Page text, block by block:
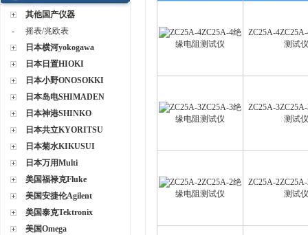
其他国产仪器
-
摇表/兆欧表
日本横河yokogawa
日本日置HIOKI
日本小野ONOSOKKI
日本岛电SHIMADEN
日本神港SHINKO
日本共立KYORITSU
日本菊水KIKUSUI
日本万用Multi
美国福禄克Fluke
美国安捷伦Agilent
美国泰克Tektronix
美国Omega
ZC25A-
测试仪
ZC25A-
测试仪
ZC25A-
测试仪